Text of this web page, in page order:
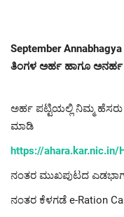
September
ತಿಂಗಳ ಅರ್ಹ ಹಾಗೂ ಅನರ್ಹ
ಅರ್ಹ ಪಟ್ಟಿಯಲ್ಲಿ ನಿಮ್ಮ
ಮಾಡಿ
https://ahara.kar.nic.in/
ನಂತರ ಮುಖಪುಟದ
ನಂತರ ಕೆಳಗಡೆ e-Ration